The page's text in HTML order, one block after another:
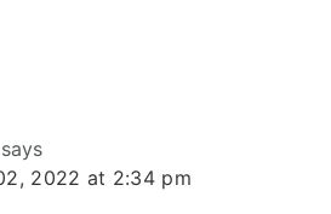
says
2022 at 2:34 pm